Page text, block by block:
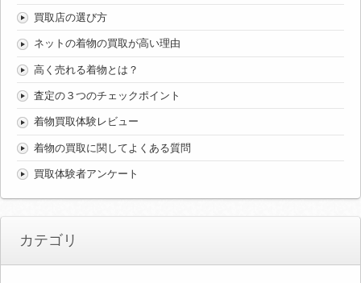
買取店の選び方
ネットの着物の買取が高い理由
高く売れる着物とは？
査定の３つのチェックポイント
着物買取体験レビュー
着物の買取に関してよくある質問
買取体験者アンケート
カテゴリ